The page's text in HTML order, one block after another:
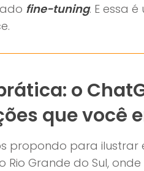
fine-tuning. E essa
o
que você
propondo para ilustrar
Grande do Sul,